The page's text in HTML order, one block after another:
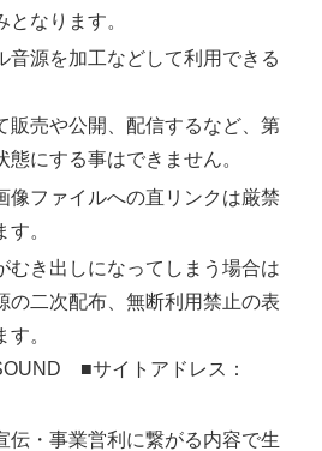
なります。
音源を加工などして利用できる
販売や公開、配信するなど、第
にする事はできません。
像ファイルへの直リンクは厳禁
。
むき出しになってしまう場合は
の二次配布、無断利用禁止の表
。
■サイトアドレス：
伝・事業営利に繋がる内容で生